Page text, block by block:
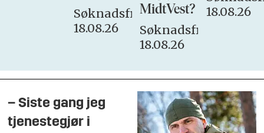
Søknadsfrist:
18.08.26
MidtVest?
Søknadsfrist:
18.08.26
18.08.26
– Siste gang jeg
tjenestegjør i